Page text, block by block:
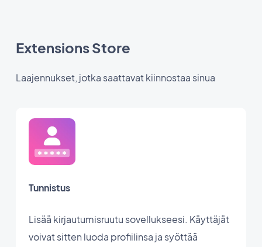
Extensions Store
Laajennukset, jotka saattavat kiinnostaa sinua
Tunnistus
Lisää kirjautumisruutu sovellukseesi. Käyttäjät
voivat sitten luoda profiilinsa ja syöttää